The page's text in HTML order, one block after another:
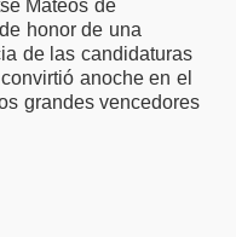
Mateos de
honor de una
de las candidaturas
anoche en el
grandes vencedores